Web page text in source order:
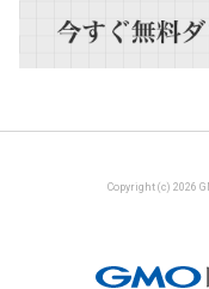
Copyright (c) 2026